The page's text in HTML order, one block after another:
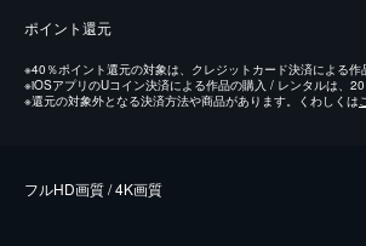
ポイント還元
※40％ポイント還元の対象は、クレジットカード決済による作
※iOSアプリのUコイン決済による作品の購入 / レンタルは、20
※還元の対象外となる決済方法や商品があります。くわしくは
フルHD画質 / 4K画質